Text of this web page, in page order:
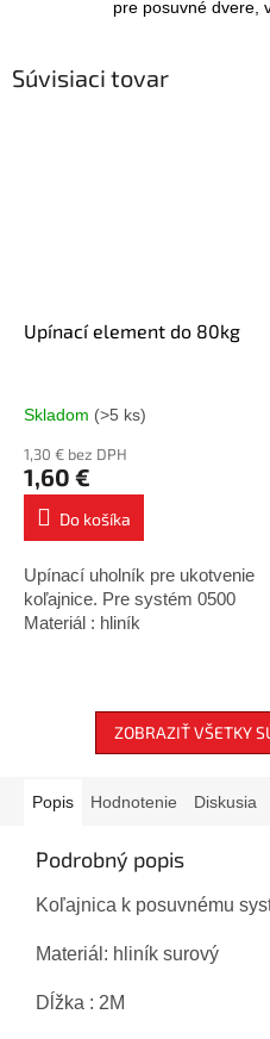
pre posuvné dvere,
Súvisiaci tovar
Upínací element do 80kg
Skladom (>5 ks)
1,30 € bez DPH
1,60 €
Do košíka
Upínací uholník pre ukotvenie
koľajnice. Pre systém 0500
Materiál : hliník
ZOBRAZIŤ VŠETKY
Popis Hodnotenie Diskusia
Podrobný popis
Koľajnica k posuvnému
Materiál: hliník surový
Dĺžka : 2M